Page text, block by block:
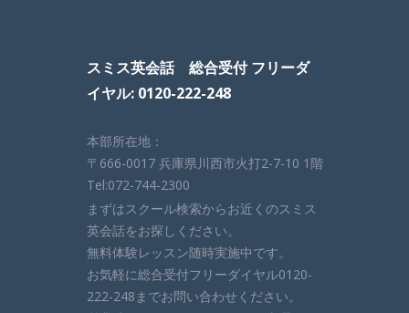
スミス英会話 総合受付 フリーダ
イヤル: 0120-222-248
本部所在地：
〒666-0017 兵庫県川西市火打2-7-10 1階
Tel:072-744-2300
まずはスクール検索からお近くのスミス
英会話をお探しください。
無料体験レッスン随時実施中です。
お気軽に総合受付フリーダイヤル0120-
222-248までお問い合わせください。